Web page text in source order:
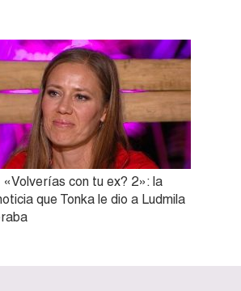
con tu ex? 2»: la
que Tonka le dio a Ludmila